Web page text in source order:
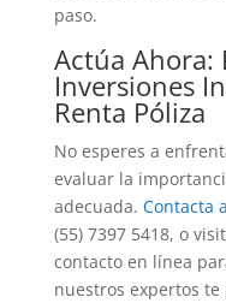
paso.
Actúa Ahora:
Inversiones
Renta Póliza
No esperes a
evaluar la
adecuada. Contacta
(55) 7397 5418, o
contacto en línea
nuestros expertos